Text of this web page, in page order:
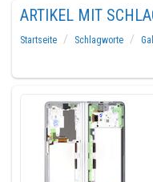
ARTIKEL MIT
Startseite Schlagworte